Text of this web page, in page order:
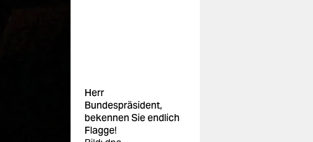
Herr
Bundespräsident,
bekennen Sie endlich
Flagge!